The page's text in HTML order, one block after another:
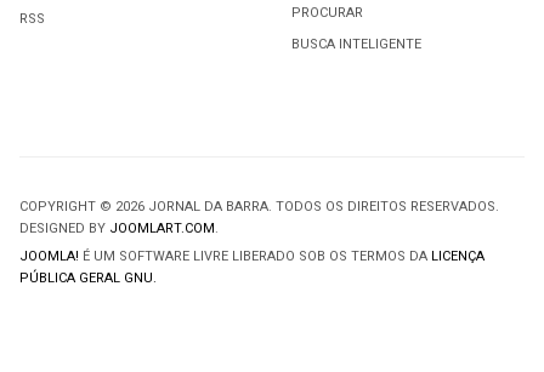
RSS
PROCURAR
BUSCA INTELIGENTE
COPYRIGHT © 2026 JORNAL DA BARRA. TODOS OS DIREITOS RESERVADOS.
DESIGNED BY JOOMLART.COM.
JOOMLA! É UM SOFTWARE LIVRE LIBERADO SOB OS TERMOS DA LICENÇA
PÚBLICA GERAL GNU.